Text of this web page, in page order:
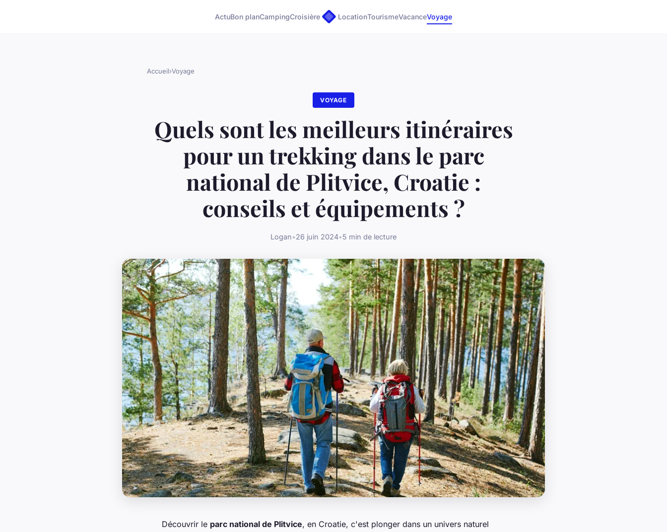
ActuBon planCampingCroisière LocationTourismeVacanceVoyage
Accueil›Voyage
VOYAGE
Quels sont les meilleurs itinéraires
pour un trekking dans le parc
national de Plitvice, Croatie :
conseils et équipements ?
Logan•26 juin 2024•5 min de lecture
Découvrir le parc national de Plitvice, en Croatie, c'est plonger dans un univers naturel